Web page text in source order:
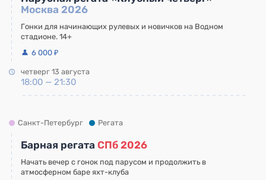
Москва 2026
Гонки для начинающих рулевых и новичков на Водном
стадионе. 14+
6 000 ₽
четверг 13 августа
18:00 — 21:30
Санкт-Петербург Регата
Барная регата СПб 2026
Начать вечер с гонок под парусом и продолжить в
атмосферном баре яхт-клуба